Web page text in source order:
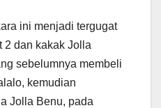
ini menjadi tergugat
2 dan kakak Jolla
sebelumnya membeli
kemudian
Jolla Benu, pada